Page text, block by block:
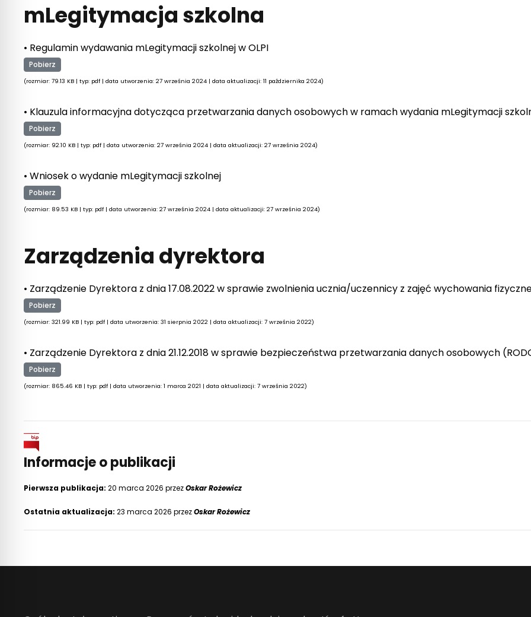
mLegitymacja szkolna
• Regulamin wydawania mLegitymacji szkolnej w OLPI
Pobierz
(rozmiar: 79.13 KB | typ: pdf | data utworzenia: 27 września 2024 | data aktualizacji: 11 października 2024)
• Klauzula informacyjna dotycząca przetwarzania danych osobowych w ramach wydania mLegitymacji
Pobierz
(rozmiar: 92.10 KB | typ: pdf | data utworzenia: 27 września 2024 | data aktualizacji: 27 września 2024)
• Wniosek o wydanie mLegitymacji szkolnej
Pobierz
(rozmiar: 89.53 KB | typ: pdf | data utworzenia: 27 września 2024 | data aktualizacji: 27 września 2024)
Zarządzenia dyrektora
• Zarządzenie Dyrektora z dnia 17.08.2022 w sprawie zwolnienia ucznia/uczennicy z zajęć wychowania
Pobierz
(rozmiar: 321.99 KB | typ: pdf | data utworzenia: 31 sierpnia 2022 | data aktualizacji: 7 września 2022)
• Zarządzenie Dyrektora z dnia 21.12.2018 w sprawie bezpieczeństwa przetwarzania danych osobowych
Pobierz
(rozmiar: 865.46 KB | typ: pdf | data utworzenia: 1 marca 2021 | data aktualizacji: 7 września 2022)
Informacje o publikacji
Pierwsza publikacja: 20 marca 2026 przezOskar Rożewicz
Ostatnia aktualizacja: 23 marca 2026 przezOskar Rożewicz